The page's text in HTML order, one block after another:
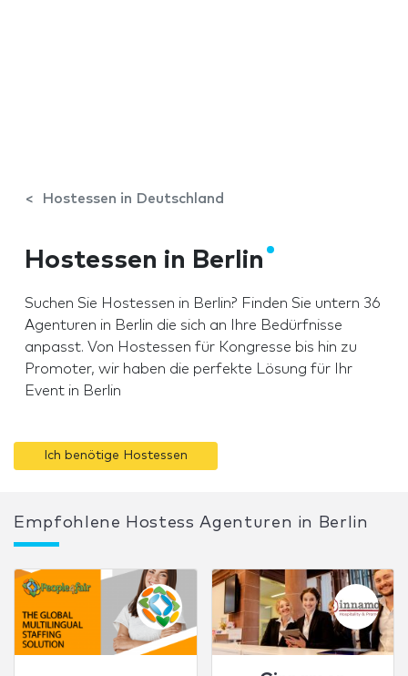
Hostessen in Deutschland
Hostessen in Berlin
Suchen Sie Hostessen in Berlin? Finden Sie untern 36
Agenturen in Berlin die sich an Ihre Bedürfnisse
anpasst. Von Hostessen für Kongresse bis hin zu
Promoter, wir haben die perfekte Lösung für Ihr
Event in Berlin
Ich benötige Hostessen
Empfohlene Hostess Agenturen in Berlin